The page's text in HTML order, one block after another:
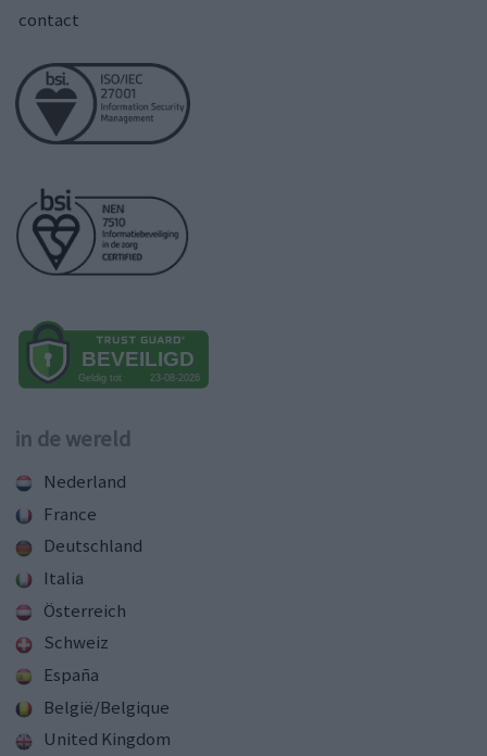
contact
in de wereld
Nederland
France
Deutschland
Italia
Österreich
Schweiz
España
België/Belgique
United Kingdom